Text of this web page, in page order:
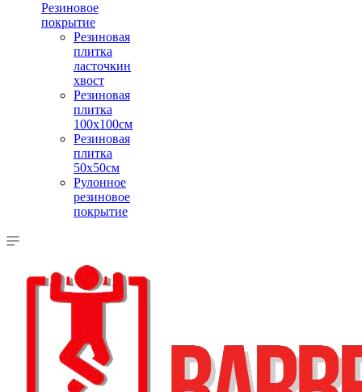
Резиновое
покрытие
Резиновая
плитка
ласточкин
хвост
Резиновая
плитка
100х100см
Резиновая
плитка
50х50см
Рулонное
резиновое
покрытие